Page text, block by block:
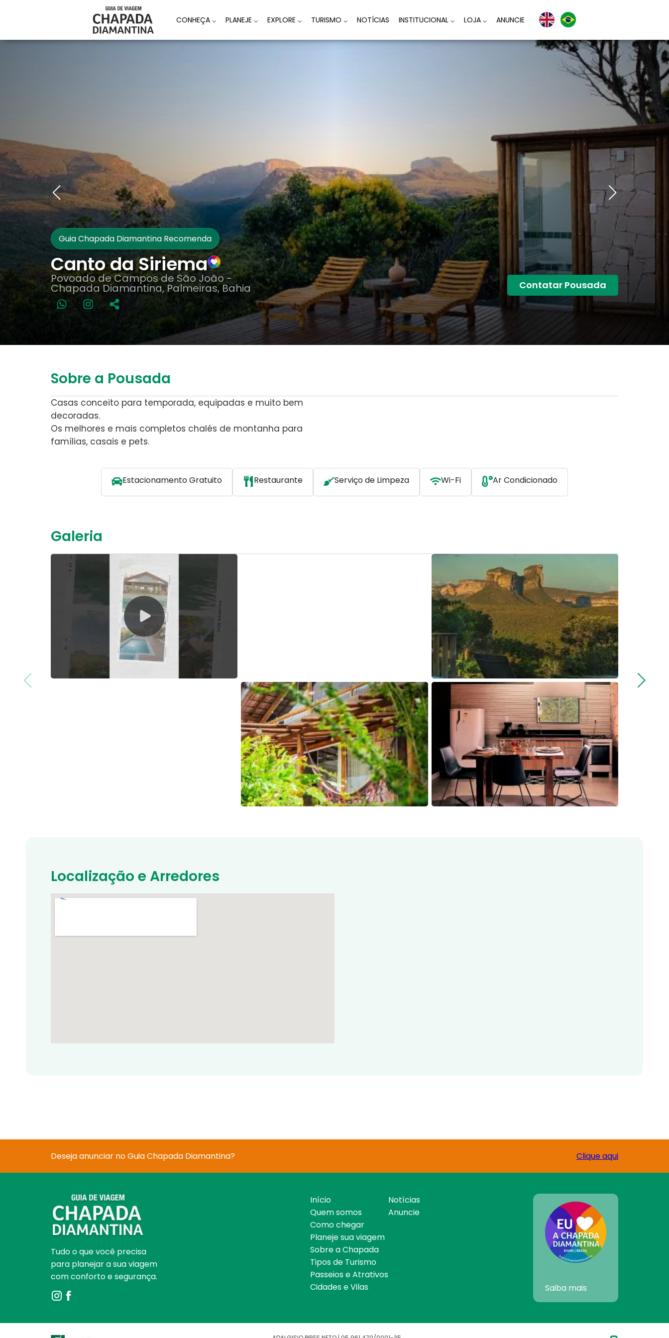
CONHEÇA ⌵ PLANEJE ⌵ EXPLORE ⌵ TURISMO ⌵ NOTÍCIAS INSTITUCIONAL ⌵ LOJA ⌵ ANUNCIE
Guia Chapada Diamantina Recomenda
Canto da Siriema
Povoado de Campos de São João -
Chapada Diamantina, Palmeiras, Bahia Contatar Pousada
Sobre a Pousada
Casas conceito para temporada, equipadas e muito bem
decoradas.
Os melhores e mais completos chalés de montanha para
famílias, casais e pets.
Estacionamento Gratuito Restaurante Serviço de Limpeza Wi-Fi Ar Condicionado
Galeria
Localização e Arredores
Deseja anunciar no Guia Chapada Diamantina? Clique aqui
Tudo o que você precisa
para planejar a sua viagem
com conforto e segurança.
Início
Quem somos
Como chegar
Planeje sua viagem
Sobre a Chapada
Tipos de Turismo
Passeios e Atrativos
Cidades e Vilas
Notícias
Anuncie
Saiba mais